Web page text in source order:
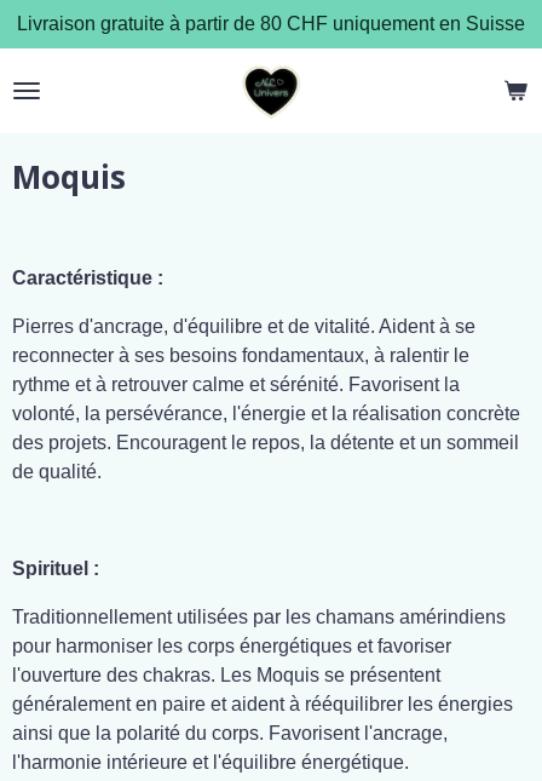
Passer
au
contenu
Livraison gratuite à partir de 80 CHF uniquement en Suisse
Moquis
Caractéristique :
Pierres d'ancrage, d'équilibre et de vitalité. Aident à se
reconnecter à ses besoins fondamentaux, à ralentir le
rythme et à retrouver calme et sérénité. Favorisent la
volonté, la persévérance, l'énergie et la réalisation concrète
des projets. Encouragent le repos, la détente et un sommeil
de qualité.
Spirituel :
Traditionnellement utilisées par les chamans amérindiens
pour harmoniser les corps énergétiques et favoriser
l'ouverture des chakras. Les Moquis se présentent
généralement en paire et aident à rééquilibrer les énergies
ainsi que la polarité du corps. Favorisent l'ancrage,
l'harmonie intérieure et l'équilibre énergétique.